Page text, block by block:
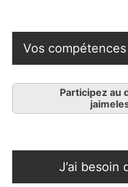
Vos
Participez au
J’ai besoin